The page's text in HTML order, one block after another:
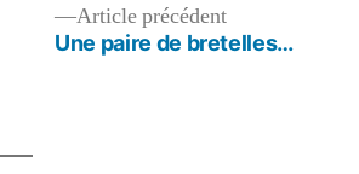
Article précédentArticle
précédent :
Une paire de bretelles…